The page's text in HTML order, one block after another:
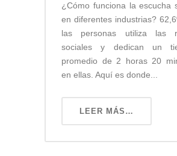
¿Cómo funciona la escucha
en diferentes industrias?
las personas utiliza las
sociales y dedican un
promedio de 2 horas 20
en ellas. Aquí es donde...
LEER MÁS…